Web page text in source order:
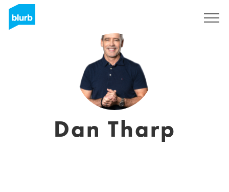
Dan Tharp